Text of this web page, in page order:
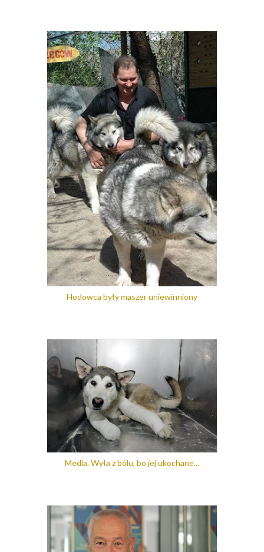
Hodowca były maszer uniewinniony
Media. Wyła z bólu, bo jej ukochane...